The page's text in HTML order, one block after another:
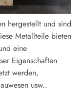
hergestellt und sind
Metallteile bieten
eine
Eigenschaften
werden,
usw..